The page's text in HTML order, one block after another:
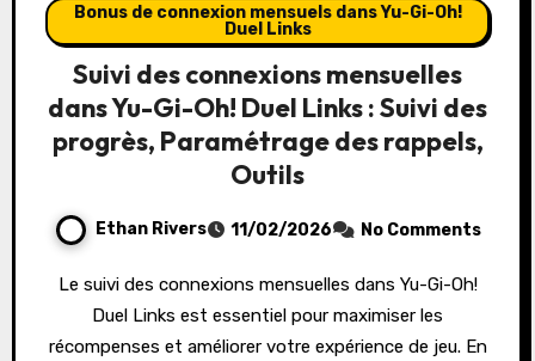
Bonus de connexion mensuels dans Yu-Gi-Oh!
Duel Links
Suivi des connexions mensuelles
dans Yu-Gi-Oh! Duel Links : Suivi des
progrès, Paramétrage des rappels,
Outils
Ethan Rivers 11/02/2026 No Comments
Le suivi des connexions mensuelles dans Yu-Gi-Oh!
Duel Links est essentiel pour maximiser les
récompenses et améliorer votre expérience de jeu. En